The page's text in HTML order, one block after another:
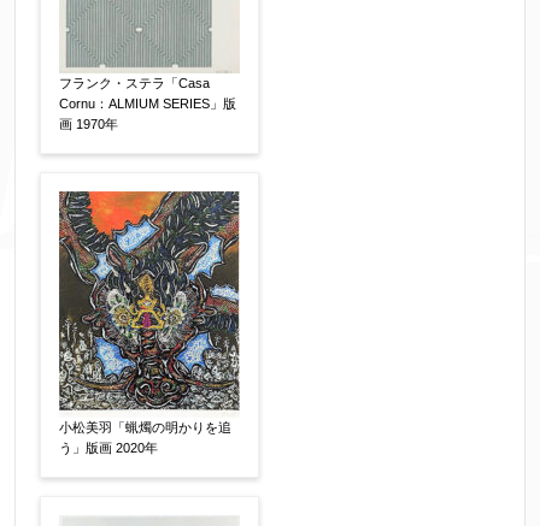
添付画像 【任意】
※添付画像は5MBまでのjpg、gif、pig、pdf形式
にてお送りください。
※追加や複数点ある場合はフォーム送信後に送ら
れてくる送信確認メール記載のアドレスからもお
フランク・ステラ「Casa
Cornu：ALMIUM SERIES」版
画 1970年
小松美羽「蝋燭の明かりを追
う」版画 2020年